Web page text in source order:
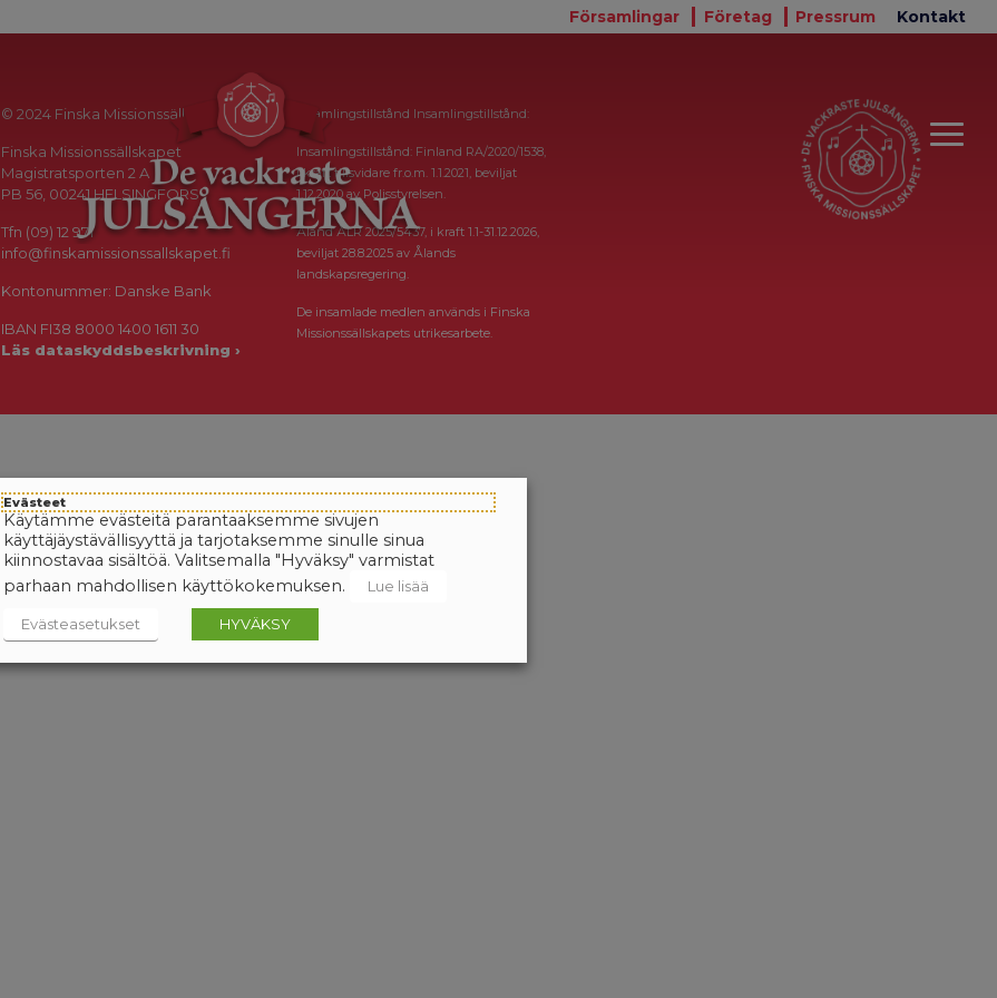
Församlingar Företag Pressrum Kontakt
© 2024 Finska Missionssällskapet
Finska Missionssällskapet
Magistratsporten 2 A
PB 56, 00241 HELSINGFORS
Tfn (09) 12 971
info@finskamissionssallskapet.fi
Kontonummer: Danske Bank
IBAN FI38 8000 1400 1611 30
Läs dataskyddsbeskrivning ›
Insamlingstillstånd Insamlingstillstånd:
Insamlingstillstånd: Finland RA/2020/1538,
i kraft tillsvidare fr.o.m. 1.1.2021, beviljat
1.12.2020 av Polisstyrelsen.
Åland ÅLR 2025/5437, i kraft 1.1-31.12.2026,
beviljat 28.8.2025 av Ålands
landskapsregering.
De insamlade medlen används i Finska
Missionssällskapets utrikesarbete.
Evästeet
Käytämme evästeitä parantaaksemme sivujen
käyttäjäystävällisyyttä ja tarjotaksemme sinulle sinua
kiinnostavaa sisältöä. Valitsemalla "Hyväksy" varmistat
parhaan mahdollisen käyttökokemuksen.
Lue lisää
Evästeasetukset HYVÄKSY